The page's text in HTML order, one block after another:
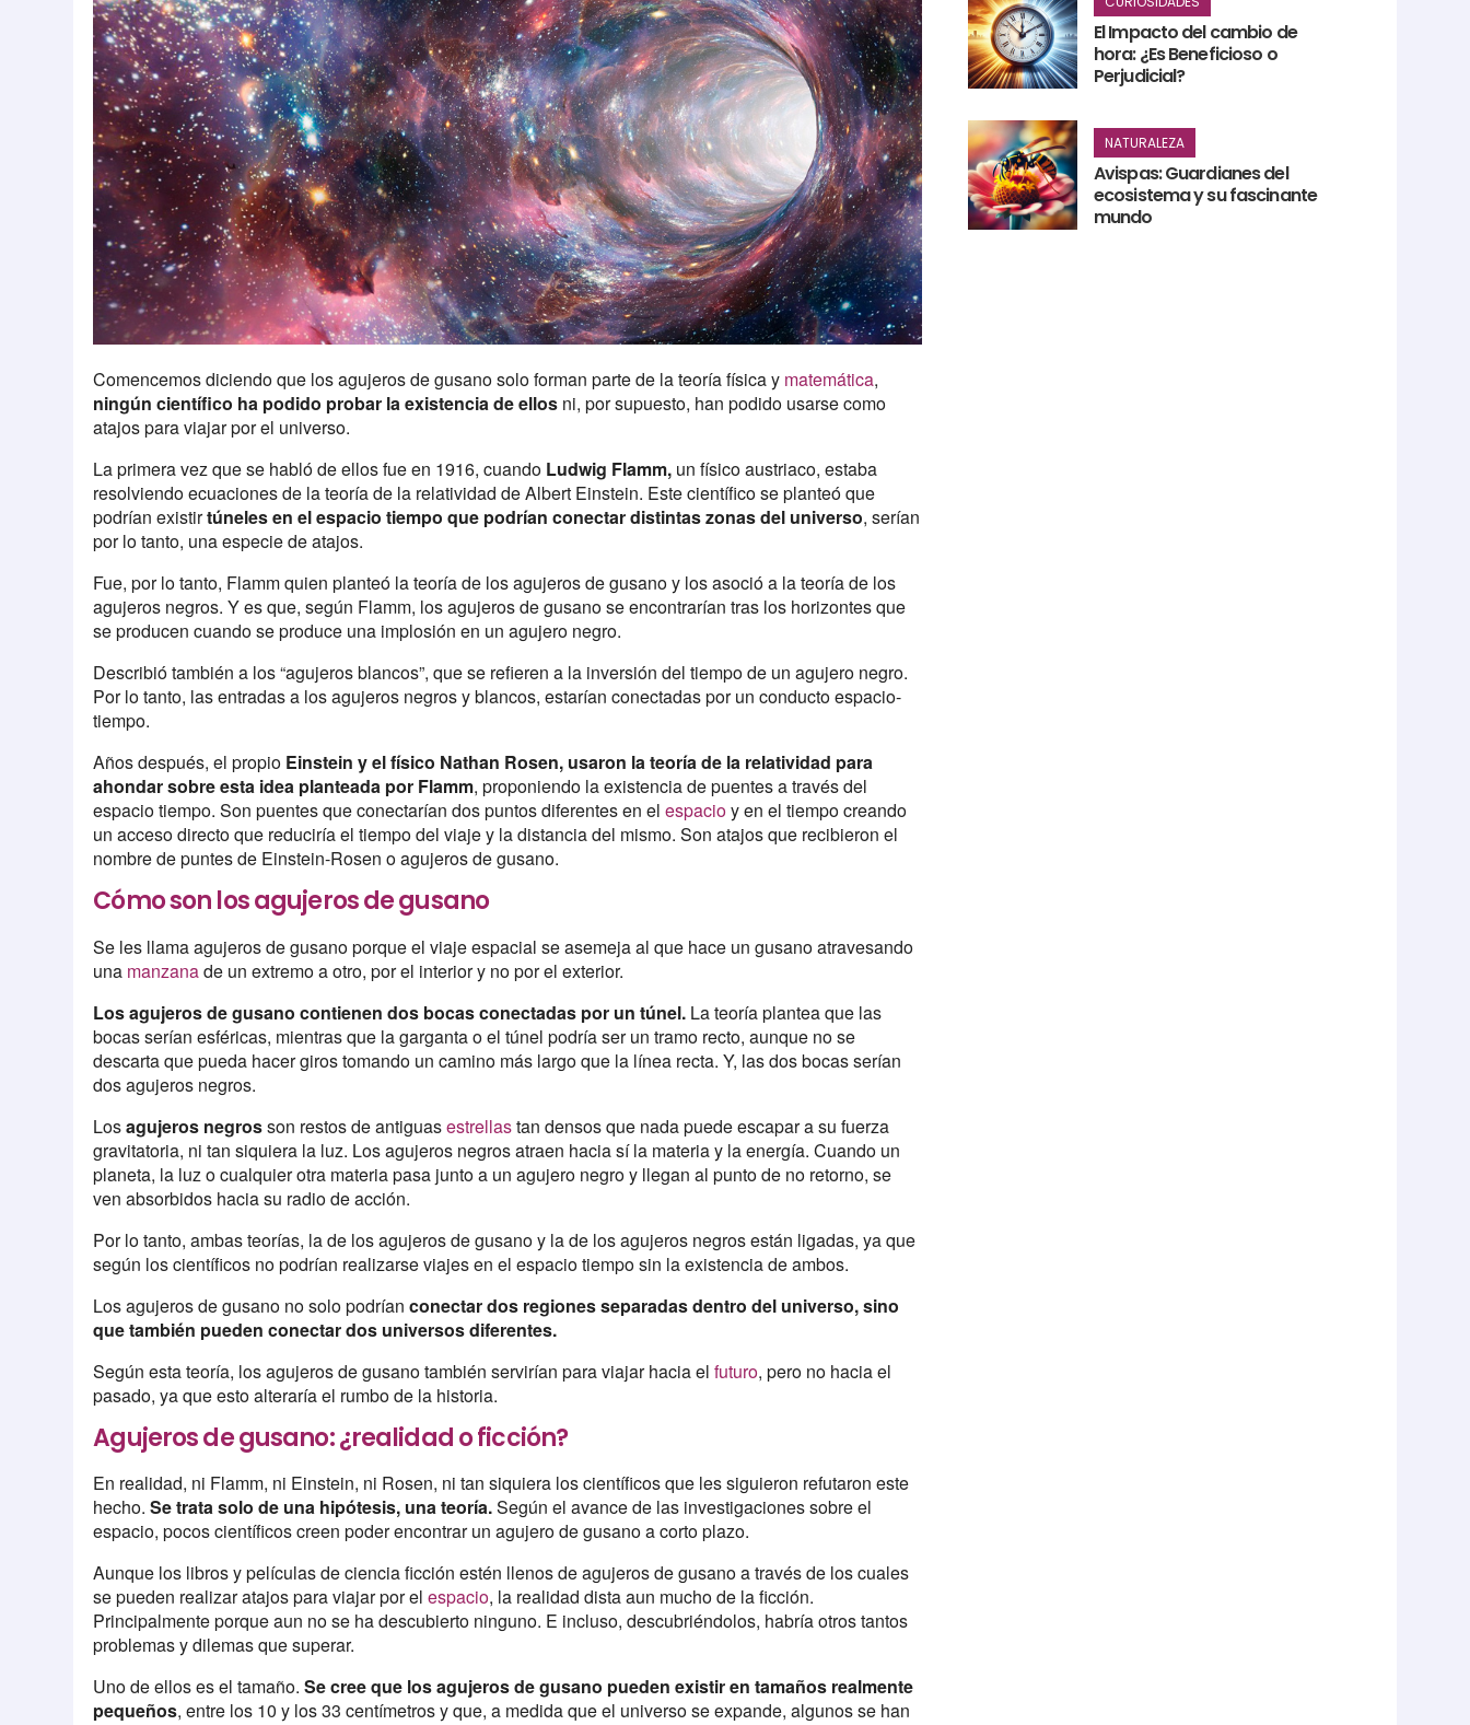
Comencemos diciendo que los agujeros de gusano solo forman parte de la teoría física y matemática,
ningún científico ha podido probar la existencia de ellos ni, por supuesto, han podido usarse como
atajos para viajar por el universo.
La primera vez que se habló de ellos fue en 1916, cuando Ludwig Flamm, un físico austriaco, estaba
resolviendo ecuaciones de la teoría de la relatividad de Albert Einstein. Este científico se planteó que
podrían existirtúneles en el espacio tiempo que podrían conectar distintas zonas del universo, serían
por lo tanto, una especie de atajos.
Fue, por lo tanto, Flamm quien planteó la teoría de los agujeros de gusano y los asoció a la teoría de los
agujeros negros. Y es que, según Flamm, los agujeros de gusano se encontrarían tras los horizontes que
se producen cuando se produce una implosión en un agujero negro.
Describió también a los “agujeros blancos”, que se refieren a la inversión del tiempo de un agujero negro.
Por lo tanto, las entradas a los agujeros negros y blancos, estarían conectadas por un conducto espacio-
tiempo.
Años después, el propio Einstein y el físico Nathan Rosen, usaron la teoría de la relatividad para
ahondar sobre esta idea planteada por Flamm, proponiendo la existencia de puentes a través del
espacio tiempo. Son puentes que conectarían dos puntos diferentes en elespacioy en el tiempo creando
un acceso directo que reduciría el tiempo del viaje y la distancia del mismo. Son atajos que recibieron el
nombre de puntes de Einstein-Rosen o agujeros de gusano.
Cómo son los agujeros de gusano
Se les llama agujeros de gusano porque el viaje espacial se asemeja al que hace un gusano atravesando
una manzanade un extremo a otro, por el interior y no por el exterior.
Los agujeros de gusano contienen dos bocas conectadas por un túnel. La teoría plantea que las
bocas serían esféricas, mientras que la garganta o el túnel podría ser un tramo recto, aunque no se
descarta que pueda hacer giros tomando un camino más largo que la línea recta. Y, las dos bocas serían
dos agujeros negros.
Losagujeros negrosson restos de antiguasestrellastan densos que nada puede escapar a su fuerza
gravitatoria, ni tan siquiera la luz. Los agujeros negros atraen hacia sí la materia y la energía. Cuando un
planeta, la luz o cualquier otra materia pasa junto a un agujero negro y llegan al punto de no retorno, se
ven absorbidos hacia su radio de acción.
Por lo tanto, ambas teorías, la de los agujeros de gusano y la de los agujeros negros están ligadas, ya que
según los científicos no podrían realizarse viajes en el espacio tiempo sin la existencia de ambos.
Los agujeros de gusano no solo podrían conectar dos regiones separadas dentro del universo, sino
que también pueden conectar dos universos diferentes.
Según esta teoría, los agujeros de gusano también servirían para viajar hacia elfuturo, pero no hacia el
pasado, ya que esto alteraría el rumbo de la historia.
Agujeros de gusano: ¿realidad o ficción?
En realidad, ni Flamm, ni Einstein, ni Rosen, ni tan siquiera los científicos que les siguieron refutaron este
hecho.Se trata solo de una hipótesis, una teoría.Según el avance de las investigaciones sobre el
espacio, pocos científicos creen poder encontrar un agujero de gusano a corto plazo.
Aunque los libros y películas de ciencia ficción estén llenos de agujeros de gusano a través de los cuales
se pueden realizar atajos para viajar por elespacio, la realidad dista aun mucho de la ficción.
Principalmente porque aun no se ha descubierto ninguno. E incluso, descubriéndolos, habría otros tantos
problemas y dilemas que superar.
Uno de ellos es el tamaño.Se cree que los agujeros de gusano pueden existir en tamaños realmente
pequeños, entre los 10 y los 33 centímetros y que, a medida que el universo se expande, algunos se han
El Impacto del cambio de
hora: ¿Es Beneficioso o
Perjudicial?
NATURALEZA
Avispas: Guardianes del
ecosistema y su fascinante
mundo